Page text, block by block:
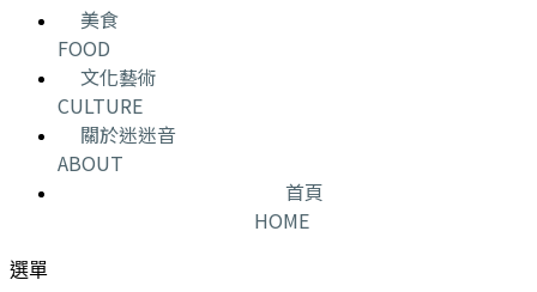
美食
FOOD
文化藝術
CULTURE
關於迷迷音
ABOUT
首頁
HOME
選單